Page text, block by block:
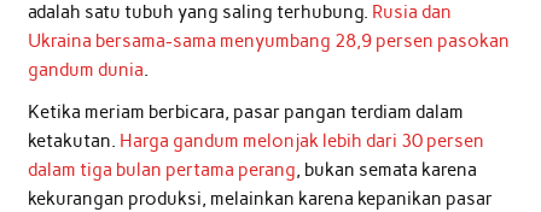
adalah satu tubuh yang saling terhubung. Rusia dan
Ukraina bersama-sama menyumbang 28,9 persen pasokan
gandum dunia.
Ketika meriam berbicara, pasar pangan terdiam dalam
ketakutan. Harga gandum melonjak lebih dari 30 persen
dalam tiga bulan pertama perang, bukan semata karena
kekurangan produksi, melainkan karena kepanikan pasar